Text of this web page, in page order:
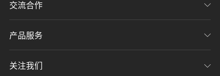
关于我们
加入我们
交流合作
联系我们
意见反馈
产品服务
CHWE全球跨境电商展
关注我们